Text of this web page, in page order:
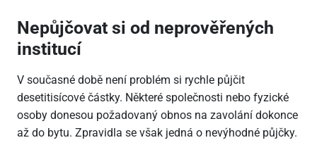
Nepůjčovat si od neprověřených
institucí
V současné době není problém si rychle půjčit
desetitisícové částky. Některé společnosti nebo fyzické
osoby donesou požadovaný obnos na zavolání dokonce
až do bytu. Zpravidla se však jedná o nevýhodné půjčky.